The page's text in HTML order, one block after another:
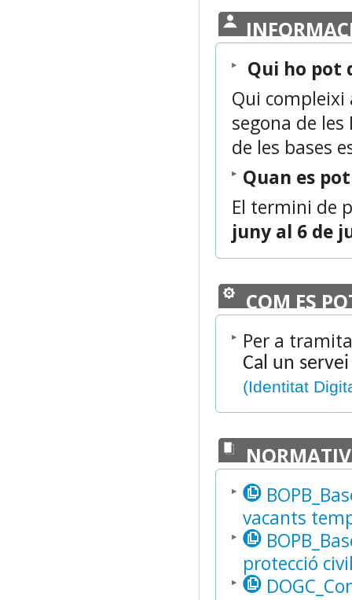
Qui ho pot
Qui compleixi
segona de
de les bases
Quan es
El termini de
juny al 6 de
COM ES
Per a
Cal un
(Identitat
vacants
protecció